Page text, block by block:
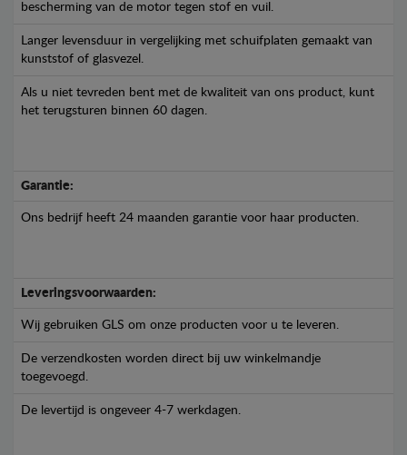
bescherming van de motor tegen stof en vuil.
Langer levensduur in vergelijking met schuifplaten gemaakt van
kunststof of glasvezel.
Als u niet tevreden bent met de kwaliteit van ons product, kunt
het terugsturen binnen 60 dagen.
Garantie:
Ons bedrijf heeft 24 maanden garantie voor haar producten.
Leveringsvoorwaarden:
Wij gebruiken GLS om onze producten voor u te leveren.
De verzendkosten worden direct bij uw winkelmandje
toegevoegd.
De levertijd is ongeveer 4-7 werkdagen.